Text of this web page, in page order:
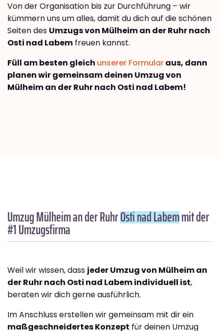
Von der Organisation bis zur Durchführung – wir
kümmern uns um alles, damit du dich auf die schönen
Seiten des Umzugs von Mülheim an der Ruhr nach
Osti nad Labem freuen kannst.
Füll am besten gleich unserer Formularaus, dann
planen wir gemeinsam deinen Umzug von
Mülheim an der Ruhr nach Osti nad Labem!
Umzug Mülheim an der RuhrOsti nad Labemmit der
#1 Umzugsfirma
Weil wir wissen, dass jeder Umzug von Mülheim an
der Ruhr nach Osti nad Labem individuell ist,
beraten wir dich gerne ausführlich.
Im Anschluss erstellen wir gemeinsam mit dir ein
maßgeschneidertes Konzept für deinen Umzug